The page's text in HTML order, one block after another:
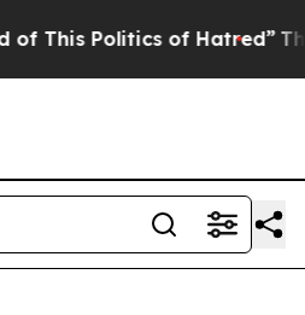
of Hatred” The Story